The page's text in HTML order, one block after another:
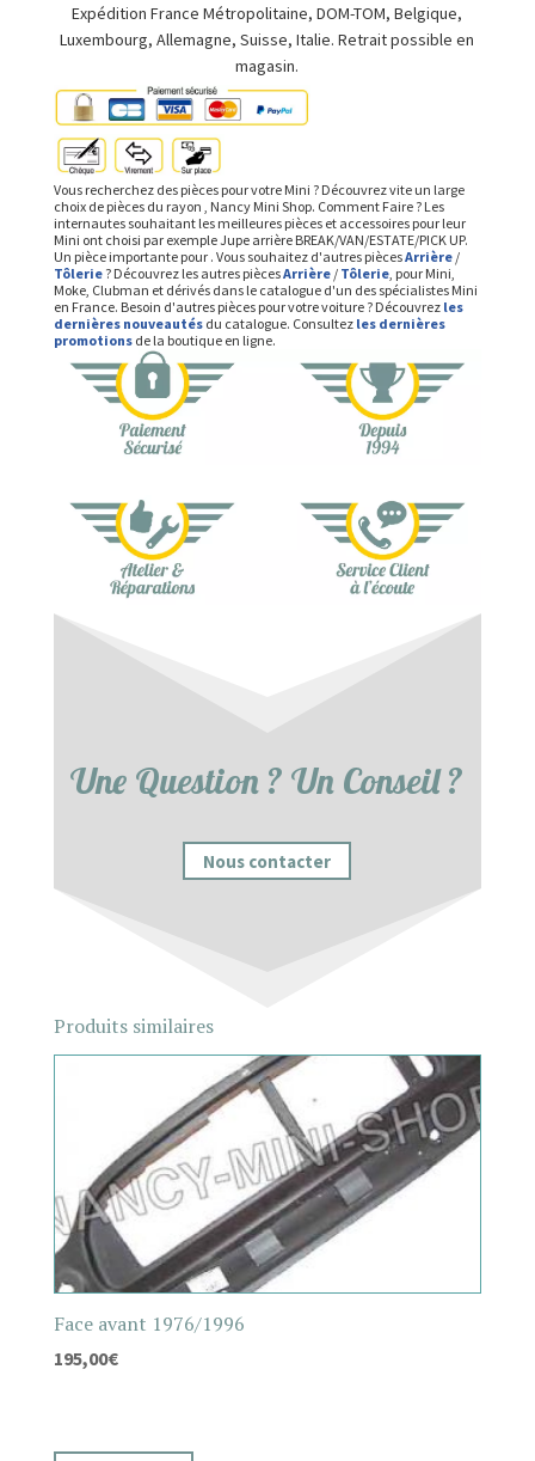
Expédition France Métropolitaine, DOM-TOM, Belgique,
Luxembourg, Allemagne, Suisse, Italie. Retrait possible en
magasin.
Vous recherchez des pièces pour votre Mini ? Découvrez vite un large
choix de pièces du rayon , Nancy Mini Shop. Comment Faire ? Les
internautes souhaitant les meilleures pièces et accessoires pour leur
Mini ont choisi par exemple Jupe arrière BREAK/VAN/ESTATE/PICK UP.
Un pièce importante pour . Vous souhaitez d'autres piècesArrière/
Tôlerie? Découvrez les autres piècesArrière/ Tôlerie, pour Mini,
Moke, Clubman et dérivés dans le catalogue d'un des spécialistes Mini
en France. Besoin d'autres pièces pour votre voiture ? Découvrez les
dernières nouveautésdu catalogue. Consultez les dernières
promotionsde la boutique en ligne.
Une Question ? Un Conseil ?
Nous contacter
Produits similaires
Face avant 1976/1996
195,00€